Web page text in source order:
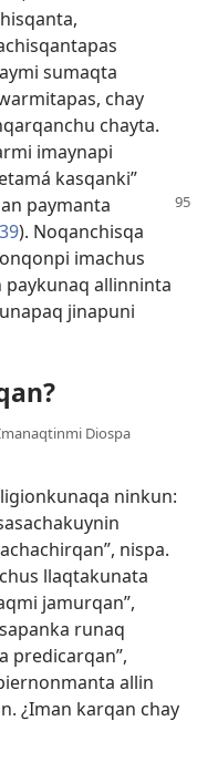
sumaqta
chay
chayta.
imaynapi
kasqanki”
paymanta
39). Noqanchisqa
imachus
paykunaq allinninta
jinapuni
Diospa
ninkun:
nispa.
llaqtakunata
jamurqan”,
runaq
predicarqan”,
allin
¿Iman karqan chay